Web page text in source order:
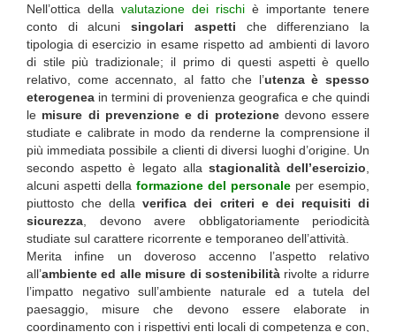
Nell’ottica della valutazione dei rischi è importante tenere
conto di alcunisingolari aspetti che differenziano la
tipologia di esercizio in esame rispetto ad ambienti di lavoro
di stile più tradizionale; il primo di questi aspetti è quello
relativo, come accennato, al fatto che l’utenza è spesso
eterogenea in termini di provenienza geografica e che quindi
le misure di prevenzione e di protezionedevono essere
studiate e calibrate in modo da renderne la comprensione il
più immediata possibile a clienti di diversi luoghi d’origine. Un
secondo aspetto è legato alla stagionalità dell’esercizio
alcuni aspetti della formazione del personale per esempio,
piuttosto che dellaverifica dei criteri e dei requisiti di
sicurezza , devono avere obbligatoriamente periodicità
studiate sul carattere ricorrente e temporaneo dell’attività.
Merita infine un doveroso accenno l’aspetto relativo
all’ambiente ed alle misure di sostenibilitàrivolte a ridurre
l’impatto negativo sull’ambiente naturale ed a tutela del
paesaggio, misure che devono essere elaborate in
coordinamento con i rispettivi enti locali di competenza e con,